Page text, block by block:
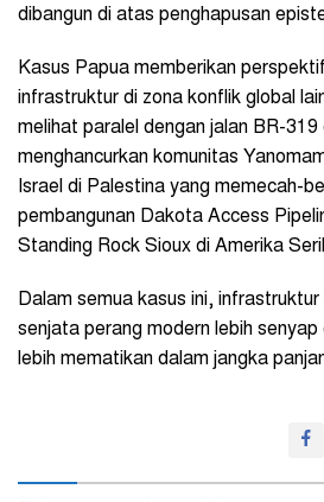
dibangun di atas penghapusan
Kasus Papua memberikan
infrastruktur di zona konflik global
melihat paralel dengan jalan BR-
menghancurkan komunitas
Israel di Palestina yang memecah-
pembangunan Dakota Access
Standing Rock Sioux di Amerika
Dalam semua kasus ini,
senjata perang modern lebih
lebih mematikan dalam jangka